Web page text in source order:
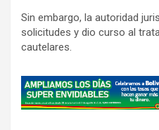
Sin embargo, la autoridad
solicitudes y dio curso al
cautelares.
A
d